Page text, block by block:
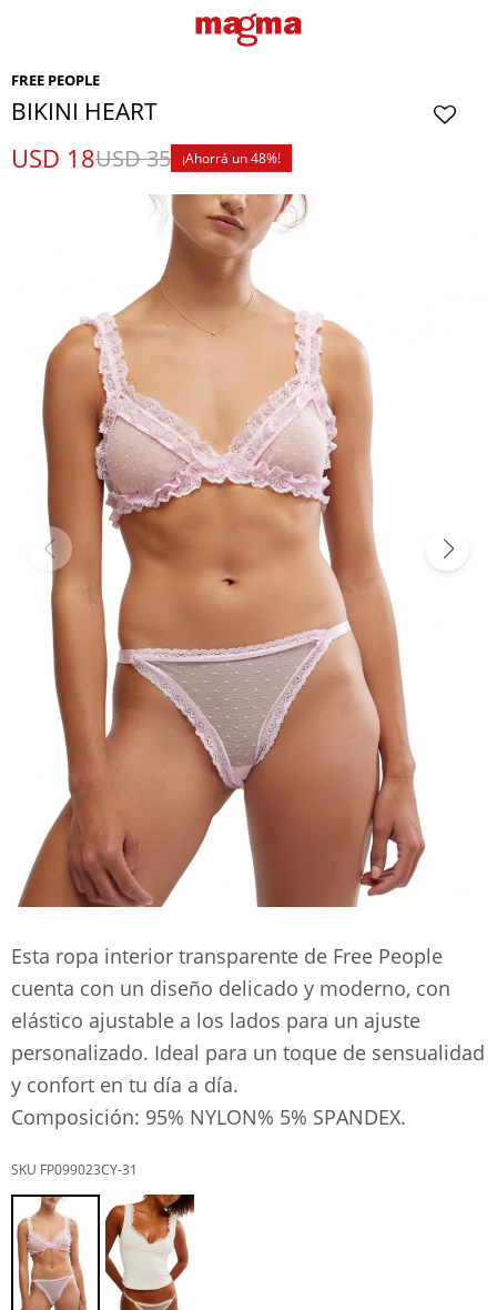
FREE PEOPLE
BIKINI HEART
USD 18USD35 48
Esta ropa interior transparente de Free People
cuenta con un diseño delicado y moderno, con
elástico ajustable a los lados para un ajuste
personalizado. Ideal para un toque de sensualidad
y confort en tu día a día.
Composición: 95% NYLON% 5% SPANDEX.
FP099023CY-31